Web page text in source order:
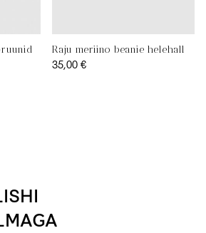
Raju meriino beanie helehall
35,00 €